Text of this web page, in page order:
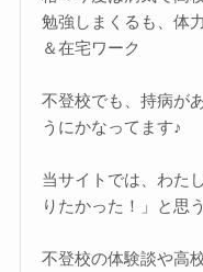
勉強しまくるも、体
＆在宅ワーク
不登校でも、持病が
うにかなってます♪
当サイトでは、わた
りたかった！」と思
不登校の体験談や高